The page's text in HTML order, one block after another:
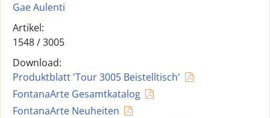
Gae Aulenti
Artikel:
1548 /3005
Download:
Produktblatt 'Tour 3005 Beistelltisch'
FontanaArte Gesamtkatalog
FontanaArte Neuheiten